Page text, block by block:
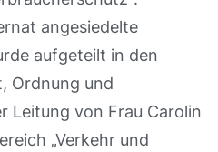
angesiedelte
aufgeteilt in den
Ordnung und
Leitung von Frau Carolin
„Verkehr und